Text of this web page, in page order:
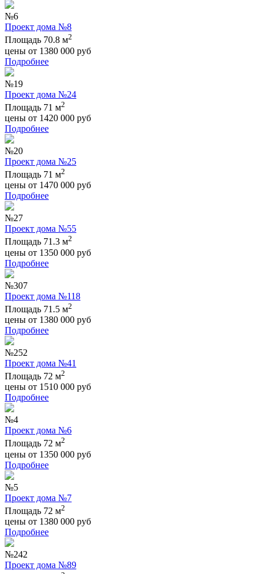
№6
Проект дома №8
Площадь 70.8 м2
цены от 1380 000 руб
Подробнее
№19
Проект дома №24
Площадь 71 м2
цены от 1420 000 руб
Подробнее
№20
Проект дома №25
Площадь 71 м2
цены от 1470 000 руб
Подробнее
№27
Проект дома №55
Площадь 71.3 м2
цены от 1350 000 руб
Подробнее
№307
Проект дома №118
Площадь 71.5 м2
цены от 1380 000 руб
Подробнее
№252
Проект дома №41
Площадь 72 м2
цены от 1510 000 руб
Подробнее
№4
Проект дома №6
Площадь 72 м2
цены от 1350 000 руб
Подробнее
№5
Проект дома №7
Площадь 72 м2
цены от 1380 000 руб
Подробнее
№242
Проект дома №89